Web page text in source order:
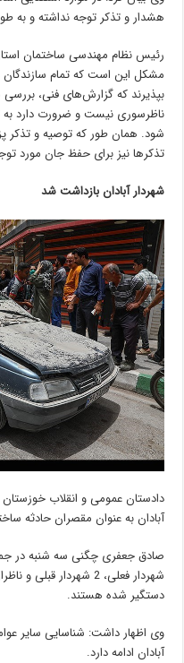
هشدار و تذکر توجه نداشته و به
رئیس نظام مهندسی ساختمان
مشکل این است که تمام سازندگان
بپذیرند که گزارش‌های فنی،
ناظرسوری نیست و ضرورت دارد
شود. همان طور که توصیه و تذکر
تذکرها نیز برای حفظ جان مورد
شهردار آبادان بازداشت شد
آبادان به عنوان مقصران حادثه ساختمان 11 طبقه متروپل
صادق جعفری چگنی سه شنبه در
شهردار فعلی، 2 شهردار
دستگیر شده هستند.
وی اظهار داشت: شناسایی سایر
آبادان ادامه دارد.